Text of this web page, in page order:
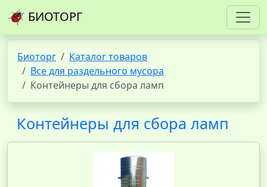
БИОТОРГ
Биоторг
Каталог товаров
Все для раздельного мусора
Контейнеры для сбора ламп
Контейнеры для сбора ламп